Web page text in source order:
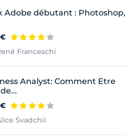
Adobe débutant : Photoshop,
Franceschi
Analyst: Comment Etre
Svadchii